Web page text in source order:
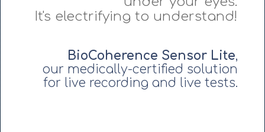
It's electrifying to understand!
BioCoherence Sensor Lite,
our medically-certified solution
for live recording and live tests.